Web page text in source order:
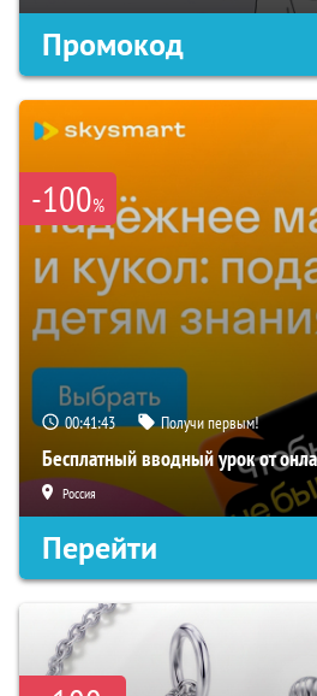
Промокод
-100%
00:41:43 Получи первым!
Бесплатный вводный урок от
Россия
Перейти